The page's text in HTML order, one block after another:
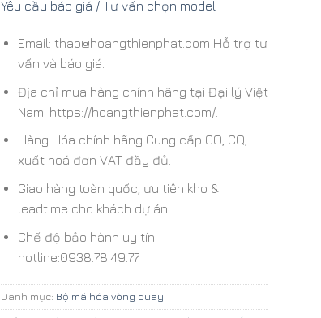
Yêu cầu báo giá / Tư vấn chọn model
Email: thao@hoangthienphat.com Hỗ trợ tư
vấn và báo giá.
Địa chỉ mua hàng chính hãng tại Đại lý Việt
Nam: https://hoangthienphat.com/.
Hàng Hóa chính hãng Cung cấp CO, CQ,
xuất hoá đơn VAT đầy đủ.
Giao hàng toàn quốc, ưu tiên kho &
leadtime cho khách dự án.
Chế độ bảo hành uy tín
hotline:0938.78.49.77.
Danh mục: Bộ mã hóa vòng quay